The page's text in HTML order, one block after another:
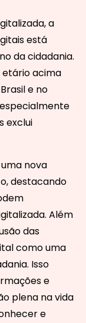
a
está
da cidadania.
etário acima
e no
exclui
nova
destacando
Além
das
como uma
Isso
e
plena na vida
e